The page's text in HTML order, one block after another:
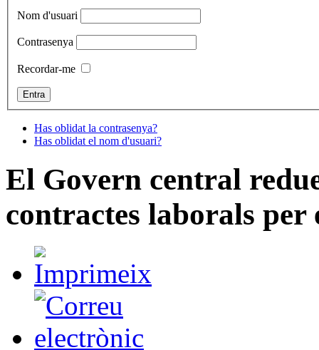
Nom d'usuari
Contrasenya
Recordar-me
Has oblidat la contrasenya?
Has oblidat el nom d'usuari?
El Govern central
contractes laborals